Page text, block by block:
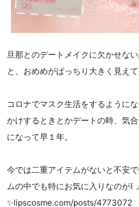
旦那とのデートメイクに欠かせな
と、おめめがぱっちり大きく見え
コロナでマスク生活をするように
かけするときとかデートの時、気
になって早１年。
今では二重アイテムがないと不安
ムの中でも特にお気に入りなのが꒰
✨lipscosme.com/posts/4773072